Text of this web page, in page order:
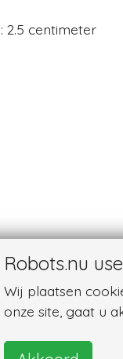
2.5 centimeter
Robots.nu
Wij plaatsen
onze site, gaat u